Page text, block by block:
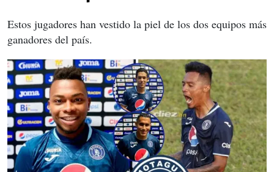
Estos jugadores han vestido la piel de los dos equipos más
ganadores del país.